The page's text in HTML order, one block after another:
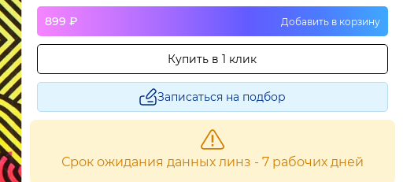
899 ₽ Добавить в корзину
Купить в 1 клик
Записаться на подбор
Срок ожидания данных линз - 7 рабочих дней